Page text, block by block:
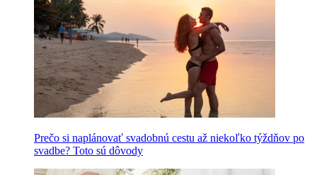
Prečo si naplánovať svadobnú cestu až niekoľko týždňov po
svadbe? Toto sú dôvody